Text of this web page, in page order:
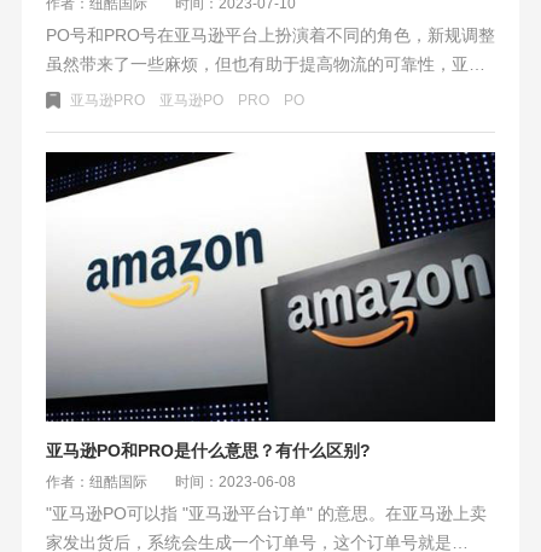
作者：纽酷国际 时间：2023-07-10
PO号和PRO号在亚马逊平台上扮演着不同的角色，新规调整
虽然带来了一些麻烦，但也有助于提高物流的可靠性，亚马
逊PO号是订单号，用于标注买家下单后的具体信息。PRO号
亚马逊PRO 亚马逊PO PRO PO
亚马逊PO和PRO是什么意思？有什么区别?
作者：纽酷国际 时间：2023-06-08
"亚马逊PO可以指 "亚马逊平台订单" 的意思。在亚马逊上卖
家发出货后，系统会生成一个订单号，这个订单号就是